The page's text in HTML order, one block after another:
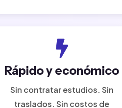
Rápido y económico
Sin contratar estudios. Sin
traslados. Sin costos de